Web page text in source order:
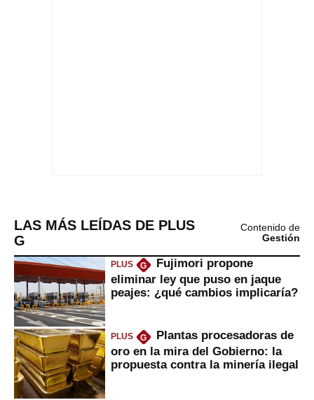
LAS MÁS LEÍDAS DE PLUS
G
Contenido de
Gestión
PLUS G
Fujimori propone
eliminar ley que puso en jaque
peajes: ¿qué cambios implicaría?
PLUS G
Plantas procesadoras de
oro en la mira del Gobierno: la
propuesta contra la minería ilegal